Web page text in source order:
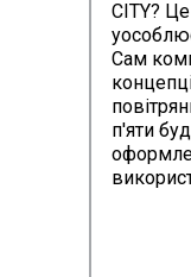
CITY?
Сам
п'яти